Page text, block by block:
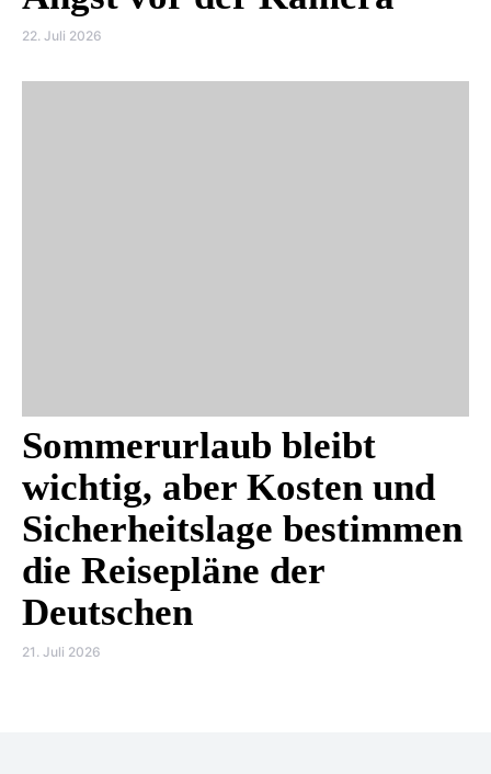
22. Juli 2026
Sommerurlaub bleibt
wichtig, aber Kosten und
Sicherheitslage bestimmen
die Reisepläne der
Deutschen
21. Juli 2026